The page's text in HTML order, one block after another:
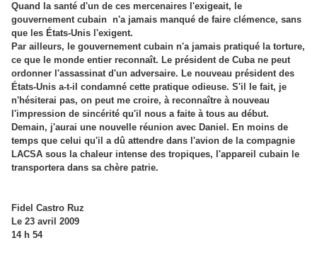
Quand la santé d'un de ces mercenaires l'exigeait, le
gouvernement cubain n'a jamais manqué de faire clémence, sans
que les États-Unis l'exigent.
Par ailleurs, le gouvernement cubain n'a jamais pratiqué la torture,
ce que le monde entier reconnaît. Le président de Cuba ne peut
ordonner l'assassinat d'un adversaire. Le nouveau président des
États-Unis a-t-il condamné cette pratique odieuse. S'il le fait, je
n'hésiterai pas, on peut me croire, à reconnaître à nouveau
l'impression de sincérité qu'il nous a faite à tous au début.
Demain, j'aurai une nouvelle réunion avec Daniel. En moins de
temps que celui qu'il a dû attendre dans l'avion de la compagnie
LACSA sous la chaleur intense des tropiques, l'appareil cubain le
transportera dans sa chère patrie.
Fidel Castro Ruz
Le 23 avril 2009
14 h 54